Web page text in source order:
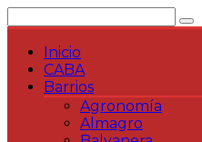
al
contenidoInicio
CABA
Barrios
Agronomía
Almagro